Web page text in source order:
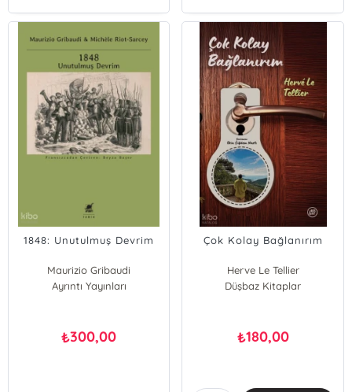
1848: Unutulmuş Devrim
Maurizio Gribaudi
Michèle Riot-Sarcey
Ayrıntı Yayınları
₺300,00
Çok Kolay Bağlanırım
Herve Le Tellier
Düşbaz Kitaplar
₺180,00